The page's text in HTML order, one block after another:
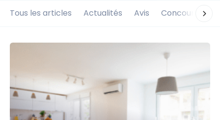
Tous les articles Actualités Avis Concours